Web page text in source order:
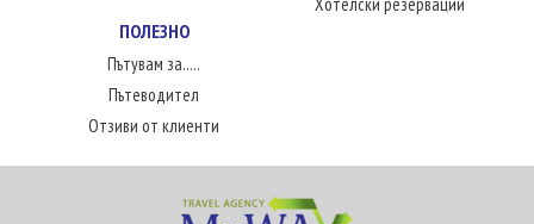
ПОЛЕЗНО
Пътувам за.....
Пътеводител
Отзиви от клиенти